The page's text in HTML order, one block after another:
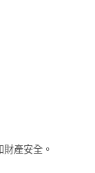
產安全。